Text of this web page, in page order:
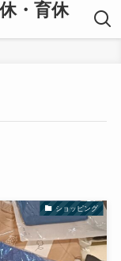
・育休
ショッピング